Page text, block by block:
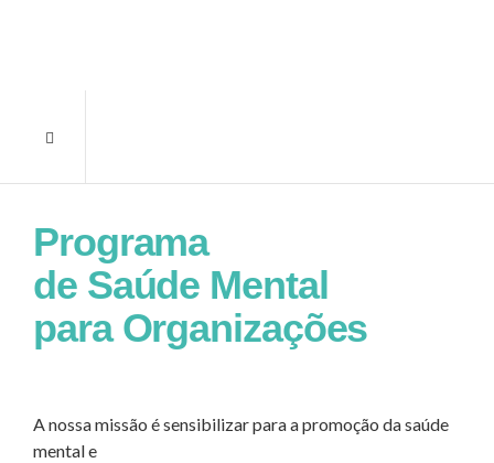
Programa
de Saúde Mental
para Organizações
A nossa missão é sensibilizar para a promoção da saúde
mental e